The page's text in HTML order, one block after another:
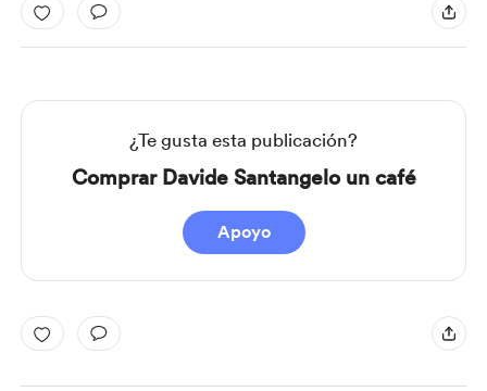
¿Te gusta esta publicación?
Comprar Davide Santangelo un café
Apoyo